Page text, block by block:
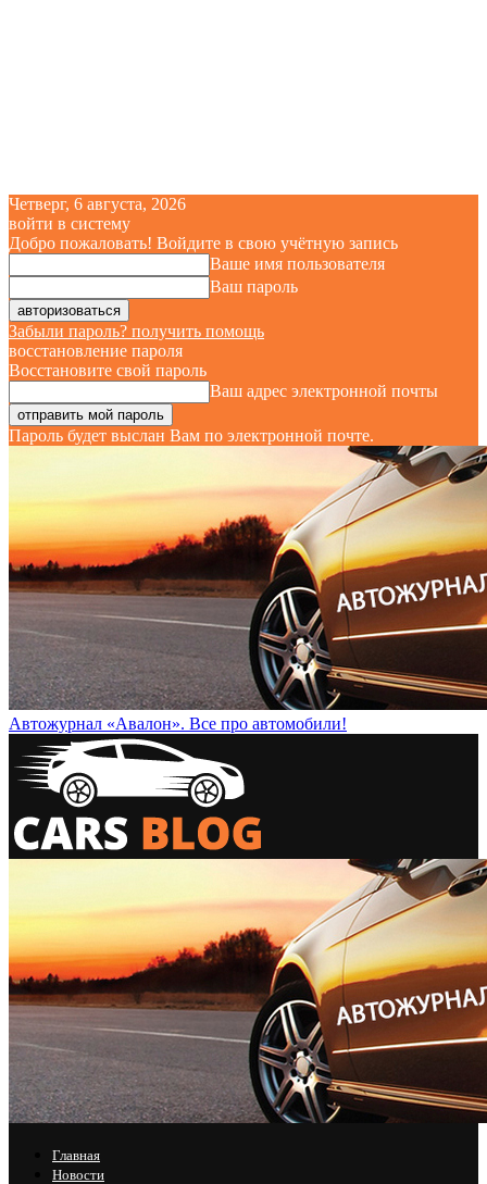
Четверг, 6 августа, 2026
войти в систему
Добро пожаловать! Войдите в свою учётную запись
Ваше имя пользователя
Ваш пароль
Забыли пароль? получить помощь
восстановление пароля
Восстановите свой пароль
Ваш адрес электронной почты
Пароль будет выслан Вам по электронной почте.
Автожурнал «Авалон». Все про автомобили!
Главная
Новости